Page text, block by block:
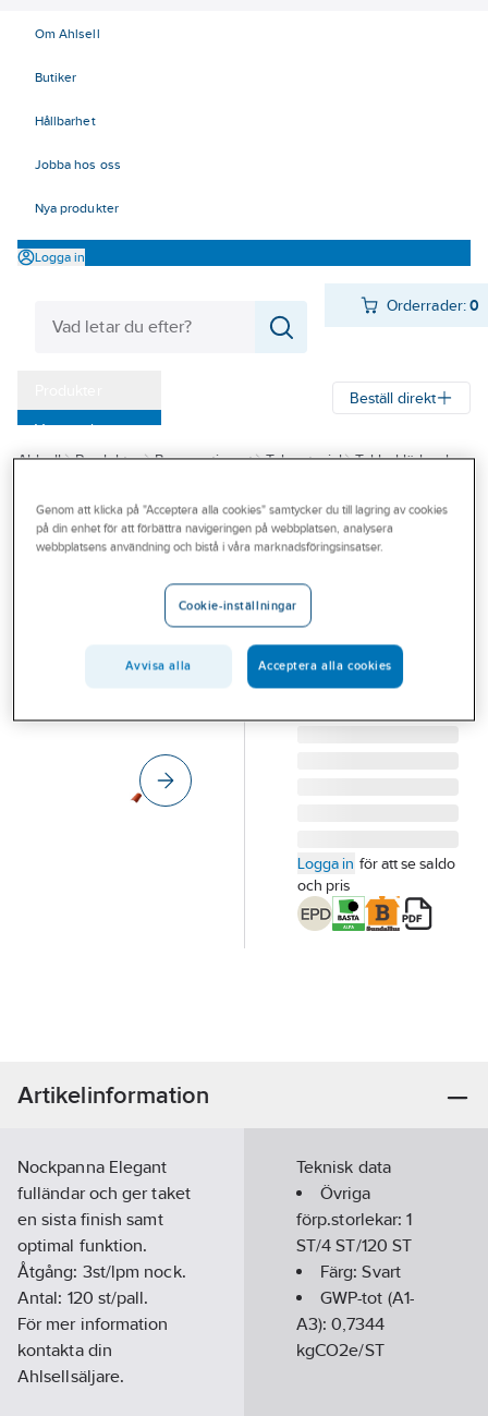
Om Ahlsell
Butiker
Hållbarhet
Jobba hos oss
Nya produkter
Logga in
Orderrader:0
Varumärken
Outlet
Branscher
Beställ direkt
Ahlsell Produkter Byggsortiment Takmaterial Takbeklädnad
MONIER
Nockpanna
NOCKPANNA
ELEGANT SVART
ÅTGÅNG 3ST/LPM
NOCK
Logga in för att se saldo
och pris
Artikelinformation
Nockpanna Elegant
fulländar och ger taket
en sista finish samt
optimal funktion.
Åtgång: 3st/lpm nock.
Antal: 120 st/pall.
För mer information
kontakta din
Ahlsellsäljare.
Teknisk data
Övriga
förp.storlekar:1
ST/4 ST/120 ST
Färg:Svart
GWP-tot (A1-
A3):0,7344
kgCO2e/ST
Genom att klicka på "Acceptera alla cookies" samtycker du till lagring av cookies
på din enhet för att förbättra navigeringen på webbplatsen, analysera
webbplatsens användning och bistå i våra marknadsföringsinsatser.
Cookie-inställningar
Avvisa alla Acceptera alla cookies